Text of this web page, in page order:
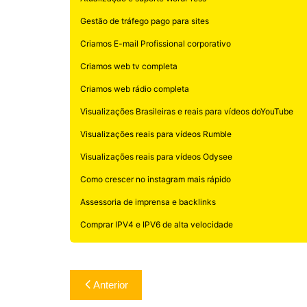
Gestão de tráfego pago para sites
Criamos E-mail Profissional corporativo
Criamos web tv completa
Criamos web rádio completa
Visualizações Brasileiras e reais para vídeos doYouTube
Visualizações reais para vídeos Rumble
Visualizações reais para vídeos Odysee
Como crescer no instagram mais rápido
Assessoria de imprensa e backlinks
Comprar IPV4 e IPV6 de alta velocidade
Navegação
Anterior